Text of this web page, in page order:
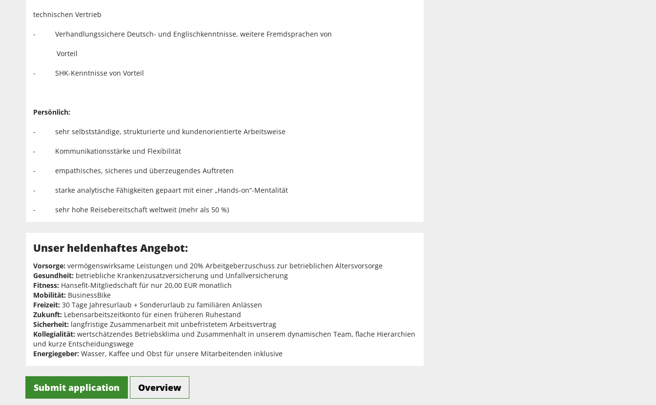
technischen Vertrieb
- Verhandlungssichere Deutsch- und Englischkenntnisse, weitere Fremdsprachen von
Vorteil
- SHK-Kenntnisse von Vorteil
Persönlich:
- sehr selbstständige, strukturierte und kundenorientierte Arbeitsweise
- Kommunikationsstärke und Flexibilität
- empathisches, sicheres und überzeugendes Auftreten
- starke analytische Fähigkeiten gepaart mit einer „Hands-on“-Mentalität
- sehr hohe Reisebereitschaft weltweit (mehr als 50 %)
Unser heldenhaftes Angebot:
Vorsorge: vermögenswirksame Leistungen und 20% Arbeitgeberzuschuss zur betrieblichen Altersvorsorge
Gesundheit: betriebliche Krankenzusatzversicherung und Unfallversicherung
Fitness: Hansefit-Mitgliedschaft für nur 20,00 EUR monatlich
Mobilität: BusinessBike
Freizeit: 30 Tage Jahresurlaub + Sonderurlaub zu familiären Anlässen
Zukunft: Lebensarbeitszeitkonto für einen früheren Ruhestand
Sicherheit: langfristige Zusammenarbeit mit unbefristetem Arbeitsvertrag
Kollegialität: wertschätzendes Betriebsklima und Zusammenhalt in unserem dynamischen Team, flache Hierarchien
und kurze Entscheidungswege
Energiegeber: Wasser, Kaffee und Obst für unsere Mitarbeitenden inklusive
Submit application Overview